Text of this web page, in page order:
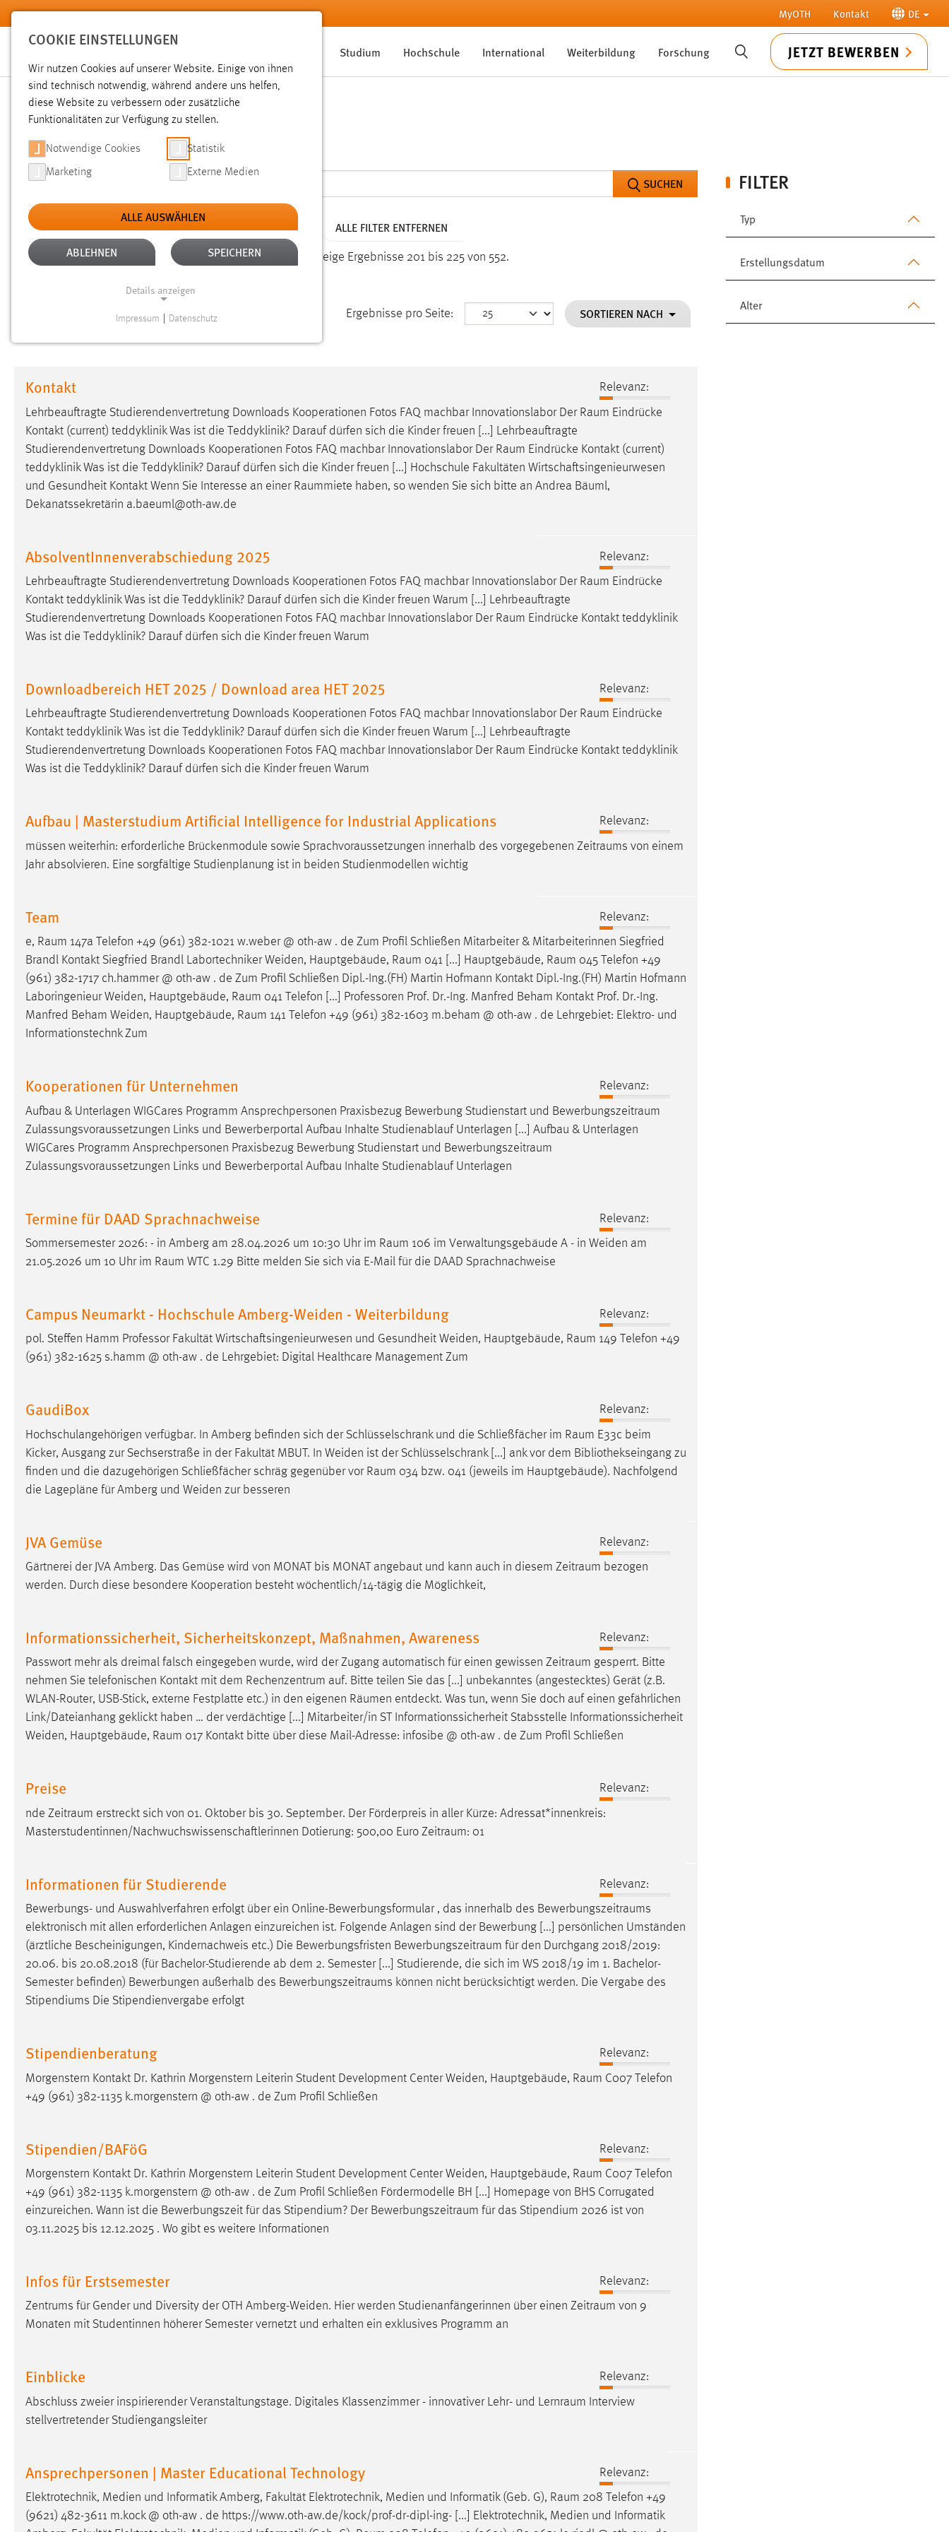
Zum Hauptinhalt springen MyOTH Kontakt DE
Studium Hochschule International Weiterbildung Forschung SUCHE JETZT BEWERBEN
SUCHE
FILTER
Typ
Erstellungsdatum
Alter
SUCHEN
Aktive Filter: TYP: SEITEN ALTER: ÜBER EIN JAHR ALLE FILTER ENTFERNEN
Gesucht nach "raum". Es wurden 552 Ergebnisse gefunden. Zeige Ergebnisse 201 bis 225 von 552.
Ergebnisse pro Seite: SORTIEREN NACH
Kontakt
Relevanz:
Lehrbeauftragte Studierendenvertretung Downloads Kooperationen Fotos FAQ machbar Innovationslabor Der Raum Eindrücke
Kontakt (current) teddyklinik Was ist die Teddyklinik? Darauf dürfen sich die Kinder freuen [...] Lehrbeauftragte
Studierendenvertretung Downloads Kooperationen Fotos FAQ machbar Innovationslabor Der Raum Eindrücke Kontakt (current)
teddyklinik Was ist die Teddyklinik? Darauf dürfen sich die Kinder freuen [...] Hochschule Fakultäten Wirtschaftsingenieurwesen
und Gesundheit Kontakt Wenn Sie Interesse an einer Raummiete haben, so wenden Sie sich bitte an Andrea Bäuml,
Dekanatssekretärin a.baeuml@oth-aw.de
AbsolventInnenverabschiedung 2025
Relevanz:
Lehrbeauftragte Studierendenvertretung Downloads Kooperationen Fotos FAQ machbar Innovationslabor Der Raum Eindrücke
Kontakt teddyklinik Was ist die Teddyklinik? Darauf dürfen sich die Kinder freuen Warum [...] Lehrbeauftragte
Studierendenvertretung Downloads Kooperationen Fotos FAQ machbar Innovationslabor Der Raum Eindrücke Kontakt teddyklinik
Was ist die Teddyklinik? Darauf dürfen sich die Kinder freuen Warum
Downloadbereich HET 2025 / Download area HET 2025
Relevanz:
Lehrbeauftragte Studierendenvertretung Downloads Kooperationen Fotos FAQ machbar Innovationslabor Der Raum Eindrücke
Kontakt teddyklinik Was ist die Teddyklinik? Darauf dürfen sich die Kinder freuen Warum [...] Lehrbeauftragte
Studierendenvertretung Downloads Kooperationen Fotos FAQ machbar Innovationslabor Der Raum Eindrücke Kontakt teddyklinik
Was ist die Teddyklinik? Darauf dürfen sich die Kinder freuen Warum
Aufbau | Masterstudium Artificial Intelligence for Industrial Applications
Relevanz:
müssen weiterhin: erforderliche Brückenmodule sowie Sprachvoraussetzungen innerhalb des vorgegebenen Zeitraums von einem
Jahr absolvieren. Eine sorgfältige Studienplanung ist in beiden Studienmodellen wichtig
Team
Relevanz:
e, Raum 147a Telefon +49 (961) 382-1021 w.weber @ oth-aw . de Zum Profil Schließen Mitarbeiter & Mitarbeiterinnen Siegfried
Brandl Kontakt Siegfried Brandl Labortechniker Weiden, Hauptgebäude, Raum 041 [...] Hauptgebäude, Raum 045 Telefon +49
(961) 382-1717 ch.hammer @ oth-aw . de Zum Profil Schließen Dipl.-Ing.(FH) Martin Hofmann Kontakt Dipl.-Ing.(FH) Martin Hofmann
Laboringenieur Weiden, Hauptgebäude, Raum 041 Telefon [...] Professoren Prof. Dr.-Ing. Manfred Beham Kontakt Prof. Dr.-Ing.
Manfred Beham Weiden, Hauptgebäude, Raum 141 Telefon +49 (961) 382-1603 m.beham @ oth-aw . de Lehrgebiet: Elektro- und
Informationstechnk Zum
Kooperationen für Unternehmen
Relevanz:
Aufbau & Unterlagen WIGCares Programm Ansprechpersonen Praxisbezug Bewerbung Studienstart und Bewerbungszeitraum
Zulassungsvoraussetzungen Links und Bewerberportal Aufbau Inhalte Studienablauf Unterlagen [...] Aufbau & Unterlagen
WIGCares Programm Ansprechpersonen Praxisbezug Bewerbung Studienstart und Bewerbungszeitraum
Zulassungsvoraussetzungen Links und Bewerberportal Aufbau Inhalte Studienablauf Unterlagen
Termine für DAAD Sprachnachweise
Relevanz:
Sommersemester 2026: - in Amberg am 28.04.2026 um 10:30 Uhr im Raum 106 im Verwaltungsgebäude A - in Weiden am
21.05.2026 um 10 Uhr im Raum WTC 1.29 Bitte melden Sie sich via E-Mail für die DAAD Sprachnachweise
Campus Neumarkt - Hochschule Amberg-Weiden - Weiterbildung
Relevanz:
pol. Steffen Hamm Professor Fakultät Wirtschaftsingenieurwesen und Gesundheit Weiden, Hauptgebäude, Raum 149 Telefon +49
(961) 382-1625 s.hamm @ oth-aw . de Lehrgebiet: Digital Healthcare Management Zum
GaudiBox
Relevanz:
Hochschulangehörigen verfügbar. In Amberg befinden sich der Schlüsselschrank und die Schließfächer im Raum E33c beim
Kicker, Ausgang zur Sechserstraße in der Fakultät MBUT. In Weiden ist der Schlüsselschrank [...] ank vor dem Bibliothekseingang zu
finden und die dazugehörigen Schließfächer schräg gegenüber vor Raum 034 bzw. 041 (jeweils im Hauptgebäude). Nachfolgend
die Lagepläne für Amberg und Weiden zur besseren
JVA Gemüse
Relevanz:
Gärtnerei der JVA Amberg. Das Gemüse wird von MONAT bis MONAT angebaut und kann auch in diesem Zeitraum bezogen
werden. Durch diese besondere Kooperation besteht wöchentlich/14-tägig die Möglichkeit,
Informationssicherheit, Sicherheitskonzept, Maßnahmen, Awareness
Relevanz:
Passwort mehr als dreimal falsch eingegeben wurde, wird der Zugang automatisch für einen gewissen Zeitraum gesperrt. Bitte
nehmen Sie telefonischen Kontakt mit dem Rechenzentrum auf. Bitte teilen Sie das [...] unbekanntes (angestecktes) Gerät (z.B.
WLAN-Router, USB-Stick, externe Festplatte etc.) in den eigenen Räumen entdeckt. Was tun, wenn Sie doch auf einen gefährlichen
Link/Dateianhang geklickt haben … der verdächtige [...] Mitarbeiter/in ST Informationssicherheit Stabsstelle Informationssicherheit
Weiden, Hauptgebäude, Raum 017 Kontakt bitte über diese Mail-Adresse: infosibe @ oth-aw . de Zum Profil Schließen
Preise
Relevanz:
nde Zeitraum erstreckt sich von 01. Oktober bis 30. September. Der Förderpreis in aller Kürze: Adressat*innenkreis:
Masterstudentinnen/Nachwuchswissenschaftlerinnen Dotierung: 500,00 Euro Zeitraum: 01
Informationen für Studierende
Relevanz:
Bewerbungs- und Auswahlverfahren erfolgt über ein Online-Bewerbungsformular , das innerhalb des Bewerbungszeitraums
elektronisch mit allen erforderlichen Anlagen einzureichen ist. Folgende Anlagen sind der Bewerbung [...] persönlichen Umständen
(ärztliche Bescheinigungen, Kindernachweis etc.) Die Bewerbungsfristen Bewerbungszeitraum für den Durchgang 2018/2019:
20.06. bis 20.08.2018 (für Bachelor-Studierende ab dem 2. Semester [...] Studierende, die sich im WS 2018/19 im 1. Bachelor-
Semester befinden) Bewerbungen außerhalb des Bewerbungszeitraums können nicht berücksichtigt werden. Die Vergabe des
Stipendiums Die Stipendienvergabe erfolgt
Stipendienberatung
Relevanz:
Morgenstern Kontakt Dr. Kathrin Morgenstern Leiterin Student Development Center Weiden, Hauptgebäude, Raum C007 Telefon
+49 (961) 382-1135 k.morgenstern @ oth-aw . de Zum Profil Schließen
Stipendien/BAFöG
Relevanz:
Morgenstern Kontakt Dr. Kathrin Morgenstern Leiterin Student Development Center Weiden, Hauptgebäude, Raum C007 Telefon
+49 (961) 382-1135 k.morgenstern @ oth-aw . de Zum Profil Schließen Fördermodelle BH [...] Homepage von BHS Corrugated
einzureichen. Wann ist die Bewerbungszeit für das Stipendium? Der Bewerbungszeitraum für das Stipendium 2026 ist von
03.11.2025 bis 12.12.2025 . Wo gibt es weitere Informationen
Infos für Erstsemester
Relevanz:
Zentrums für Gender und Diversity der OTH Amberg-Weiden. Hier werden Studienanfängerinnen über einen Zeitraum von 9
Monaten mit Studentinnen höherer Semester vernetzt und erhalten ein exklusives Programm an
Einblicke
Relevanz:
Abschluss zweier inspirierender Veranstaltungstage. Digitales Klassenzimmer - innovativer Lehr- und Lernraum Interview
stellvertretender Studiengangsleiter
Ansprechpersonen | Master Educational Technology
Relevanz:
Elektrotechnik, Medien und Informatik Amberg, Fakultät Elektrotechnik, Medien und Informatik (Geb. G), Raum 208 Telefon +49
(9621) 482-3611 m.kock @ oth-aw . de https://www.oth-aw.de/kock/prof-dr-dipl-ing- [...] Elektrotechnik, Medien und Informatik
COOKIE EINSTELLUNGEN
Wir nutzen Cookies auf unserer Website. Einige von ihnen
sind technisch notwendig, während andere uns helfen,
diese Website zu verbessern oder zusätzliche
Funktionalitäten zur Verfügung zu stellen.
Notwendige Cookies Statistik
Marketing Externe Medien
ALLE AUSWÄHLEN
ABLEHNEN SPEICHERN
Details anzeigen
Website erforderlich.
Einverständnis
Name: cookie_consent
Zweck:
Dieser Cookie speichert die
ausgewählten Einverständnis-Optionen
des Benutzers
Performance
Name: staticfilecache
Zweck:
Für performante Seitenauslieferung wird
Name: site-language-preference
Zweck:
Das Cookie speichert die gewählte
Sprache der Website.
Chat
Name:
MibewSessionID, MIBEW_UserID,
Zweck:
nutzen zu können.
Cookie Laufzeit: MibewSessionID, mibew-chat-frame-
style-5e9dbeb1811c0446 =
Sitzungslaufzeit, mibew_locale = 3
Jahre, MIBEW_UserID = 1 Jahr
Name: fe_user, be_user, be_lastLoginProvider
Zweck:
Dieser Cookie ist notwendig um sich an
der Website einloggen zu können.
Cookie Laufzeit: 24 Stunden
STATISTIK
Statistik Cookies erfassen Informationen anonym.
Diese Informationen helfen uns zu verstehen, wie
unsere Besucher unsere Website nutzen.
Name:
Zweck: Zugriffsstatistik
MARKETING
Marketing Cookies werden von Drittanbietern
verwendet, um personalisierte Werbung anzuzeigen.
Sie tun dies, indem sie Besucher über Websites
Google Ads
Name: _gcl_au
Facebook Pixel
Name: _fbp
Um Inhalte von Videoplattformen und Social Media
externen Medien Cookies gesetzt.
YouTube
Vimeo
Impressum Datenschutz